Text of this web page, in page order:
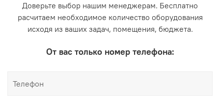
Доверьте выбор нашим менеджерам. Бесплатно
расчитаем необходимое количество оборудования
исходя из ваших задач, помещения, бюджета.
От вас только номер телефона: